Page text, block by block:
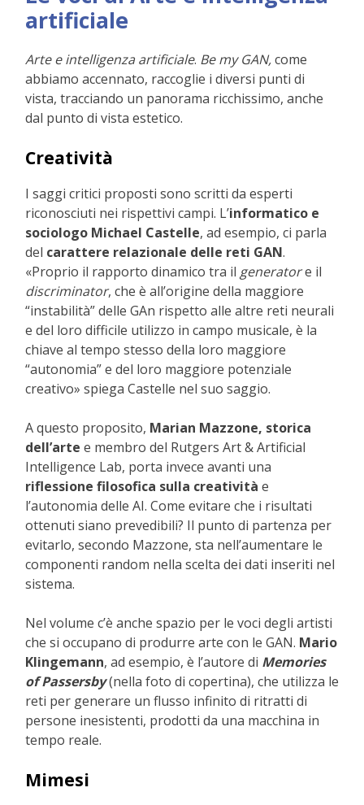
artificiale
Arte e intelligenza artificiale. Be my GAN,come
abbiamo accennato, raccoglie i diversi punti di
vista, tracciando un panorama ricchissimo, anche
dal punto di vista estetico.
Creatività
I saggi critici proposti sono scritti da esperti
riconosciuti nei rispettivi campi. L’informatico e
sociologo Michael Castelle, ad esempio, ci parla
del carattere relazionale delle reti GAN.
«Proprio il rapporto dinamico tra il generatore il
discriminator, che è all’origine della maggiore
“instabilità” delle GAn rispetto alle altre reti neurali
e del loro difficile utilizzo in campo musicale, è la
chiave al tempo stesso della loro maggiore
“autonomia” e del loro maggiore potenziale
creativo» spiega Castelle nel suo saggio.
A questo proposito, Marian Mazzone, storica
dell’arte e membro del Rutgers Art & Artificial
Intelligence Lab, porta invece avanti una
riflessione filosofica sulla creatività e
l’autonomia delle AI. Come evitare che i risultati
ottenuti siano prevedibili? Il punto di partenza per
evitarlo, secondo Mazzone, sta nell’aumentare le
componenti random nella scelta dei dati inseriti nel
sistema.
Nel volume c’è anche spazio per le voci degli artisti
che si occupano di produrre arte con le GAN. Mario
Klingemann, ad esempio, è l’autore di Memories
of Passersby(nella foto di copertina), che utilizza le
reti per generare un flusso infinito di ritratti di
persone inesistenti, prodotti da una macchina in
tempo reale.
Mimesi